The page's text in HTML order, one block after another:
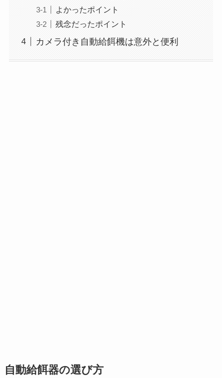
よかったポイント
残念だったポイント
カメラ付き自動給餌機は意外と便利
自動給餌器の選び方